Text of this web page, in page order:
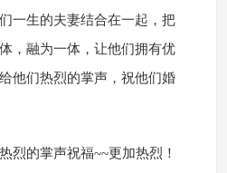
一生的夫妻结合在一起，把
，融为一体，让他们拥有优
他们热烈的掌声，祝他们婚
烈的掌声祝福~~更加热烈！